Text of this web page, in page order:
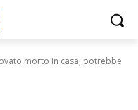
morto in casa, potrebbe